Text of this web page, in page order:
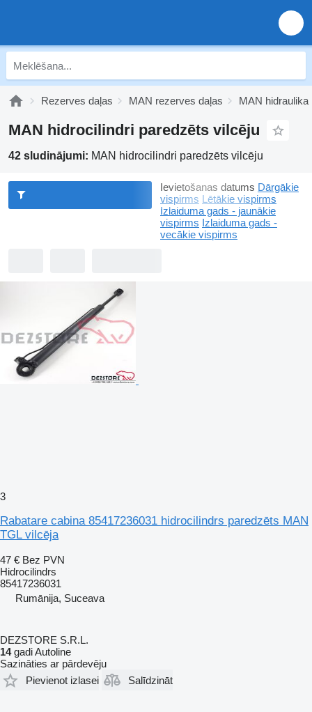
Rezerves daļas MAN rezerves daļas MAN hidraulika
MAN hidrocilindri paredzēts vilcēju
42 sludinājumi: MAN hidrocilindri paredzēts vilcēju
Ievietošanas datums Dārgākie
vispirms Lētākie vispirms
Izlaiduma gads - jaunākie
vispirms Izlaiduma gads -
vecākie vispirms
3
Rabatare cabina 85417236031 hidrocilindrs paredzēts MAN
TGL vilcēja
47 € Bez PVN
Hidrocilindrs
85417236031
Rumānija, Suceava
DEZSTORE S.R.L.
14gadi Autoline
Sazināties ar pārdevēju
Pievienot izlasei
Salīdzināt